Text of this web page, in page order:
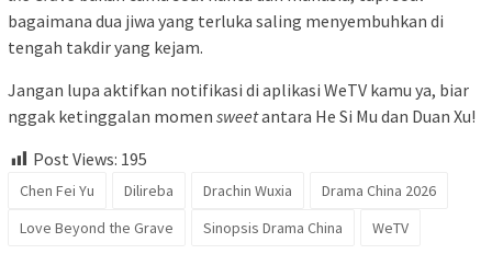
bagaimana dua jiwa yang terluka saling menyembuhkan di
tengah takdir yang kejam.
Jangan lupa aktifkan notifikasi di aplikasi WeTV kamu ya, biar
nggak ketinggalan momen sweetantara He Si Mu dan Duan Xu!
Post Views: 195
Chen Fei Yu Dilireba Drachin Wuxia
Drama China 2026
Love Beyond the Grave
Sinopsis Drama China WeTV